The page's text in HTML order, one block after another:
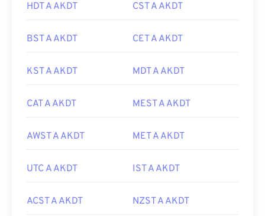
HDT A AKDT CST A AKDT
BST A AKDT CET A AKDT
KST A AKDT MDT A AKDT
CAT A AKDT MEST A AKDT
AWST A AKDT MET A AKDT
UTC A AKDT IST A AKDT
ACST A AKDT NZST A AKDT